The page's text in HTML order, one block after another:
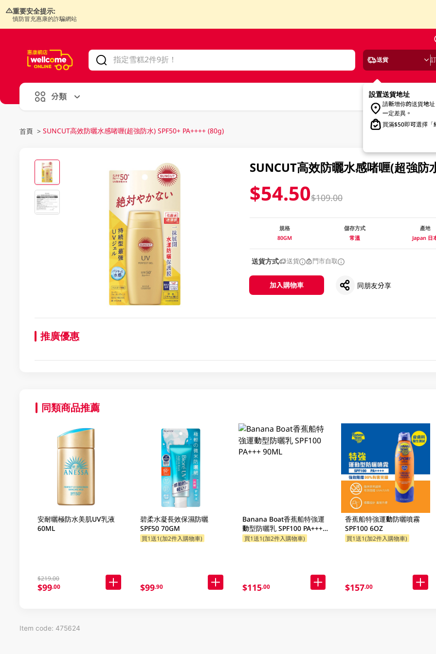
重要安全提示:
慎防冒充惠康的詐騙網站
送貨
設置送貨地址
請新增你的送貨地
一定差異。
買滿$50即可選擇「
分類
首頁 > SUNCUT高效防曬水感啫喱(超強防水) SPF50+ PA++++ (80g)
SUNCUT高效防曬水感啫喱(超強防
$54.50$109.00
規格
80GM
儲存方式
常溫
產地
Japan 日
送貨方式 送貨 門市自取
加入購物車 同朋友分享
推廣優惠
同類商品推薦
安耐曬極防水美肌UV乳液
60ML
$219.00
$99.00
碧柔水凝長效保濕防曬
SPF50 70GM
買1送1(加2件入購物車)
$99.90
Banana Boat香蕉船特強運
動型防曬乳 SPF100 PA+++
90ML
買1送1(加2件入購物車)
$115.00
香蕉船特強運動防曬噴霧
SPF100 6OZ
買1送1(加2件入購物車)
$157.00
Item code: 475624